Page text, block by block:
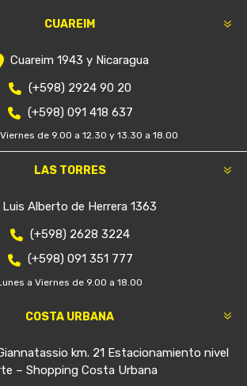
CUAREIM
Cuareim 1943 y Nicaragua
(+598) 2924 90 20
(+598) 091 418 637
de 9.00 a 12.30 y 13.30 a 18.00
LAS TORRES
Luis Alberto de Herrera 1363
(+598) 2628 3224
(+598) 091 351 777
a Viernes de 9.00 a 18.00
COSTA URBANA
km. 21 Estacionamiento nivel
– Shopping Costa Urbana